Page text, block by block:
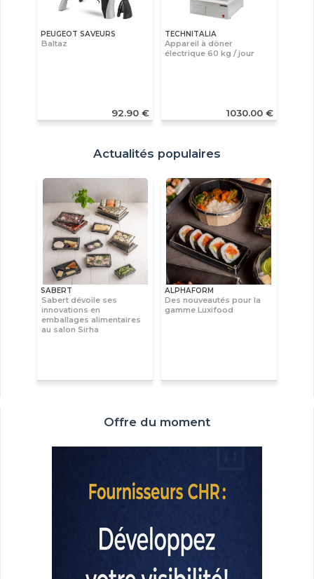
PEUGEOT SAVEURS
Baltaz
92.90 €
TECHNITALIA
Appareil à döner
électrique 60 kg / jour
1030.00 €
Actualités populaires
SABERT
Sabert dévoile ses
innovations en
emballages alimentaires
au salon Sirha
ALPHAFORM
Des nouveautés pour la
gamme Luxifood
Offre du moment